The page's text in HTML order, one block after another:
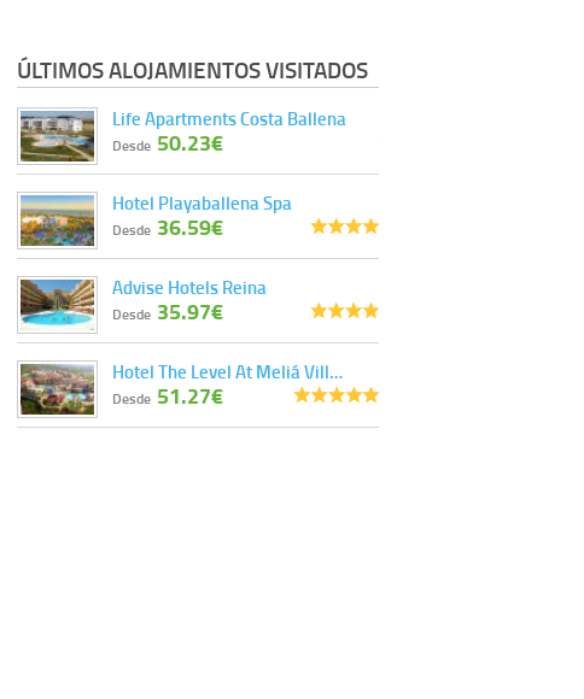
ÚLTIMOS ALOJAMIENTOS VISITADOS
Life Apartments Costa Ballena
Desde 50.23€
Hotel Playaballena Spa
Desde 36.59€
Advise Hotels Reina
Desde 35.97€
Hotel The Level At Meliá Vill…
Desde 51.27€